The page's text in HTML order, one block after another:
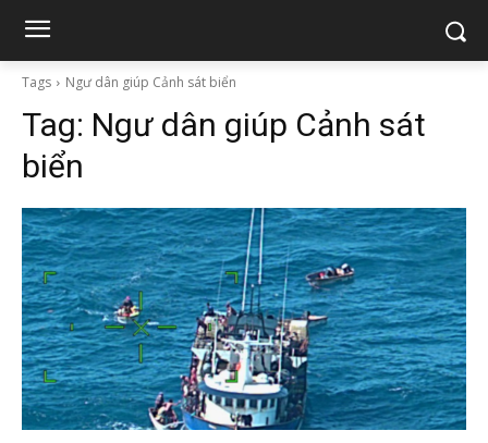
Tags Ngư dân giúp Cảnh sát biển
Tag: Ngư dân giúp Cảnh sát
biển